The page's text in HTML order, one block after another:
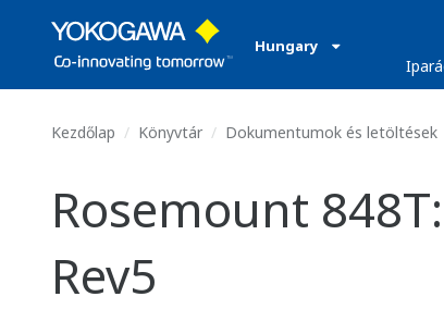
Hungary
Kezdőlap Könyvtár Dokumentumok és letöltések
Rosemount
Rev5